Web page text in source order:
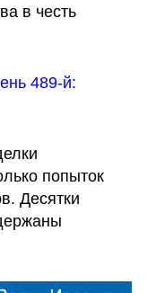
в честь
489-й:
попыток
Десятки